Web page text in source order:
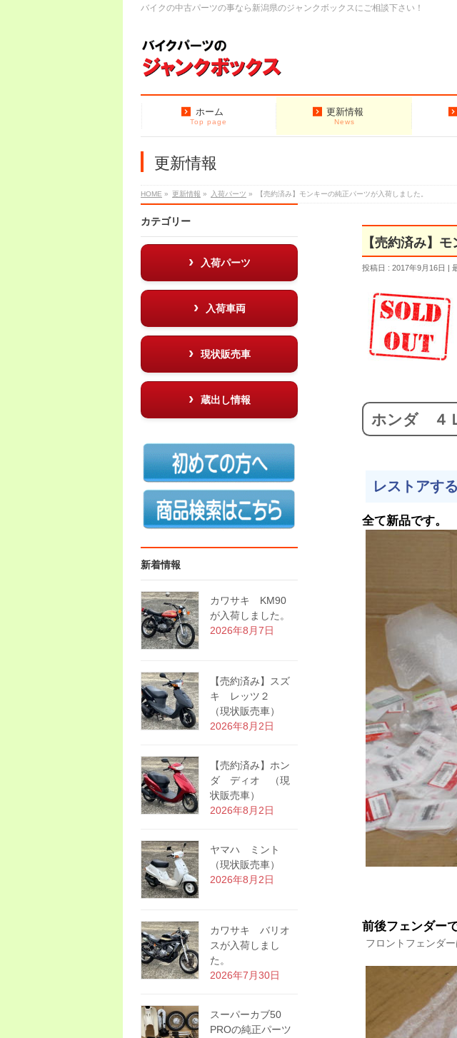
バイクの中古パーツの事なら新潟県のジャンクボックスにご相談下さい！
ホーム
Top page
更新情報
News
更新情報
HOME » 更新情報 » 入荷パーツ » 【売約済み】モンキーの純正パーツが入荷しました。
【売約済み】
投稿日 : 2017年9月16日
ホンダ ４
レストアす
全て新品です。
前後フェンダーで
フロントフェンダ
カテゴリー
入荷パーツ
入荷車両
現状販売車
蔵出し情報
新着情報
カワサキ KM90
が入荷しました。
2026年8月7日
【売約済み】スズ
キ レッツ２
（現状販売車）
2026年8月2日
【売約済み】ホン
ダ ディオ （現
状販売車）
2026年8月2日
ヤマハ ミント
（現状販売車）
2026年8月2日
カワサキ バリオ
スが入荷しまし
た。
2026年7月30日
スーパーカブ50
PROの純正パーツ